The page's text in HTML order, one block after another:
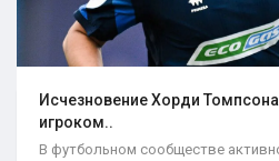
Исчезновение Хорди
игроком..
В футбольном сообществе